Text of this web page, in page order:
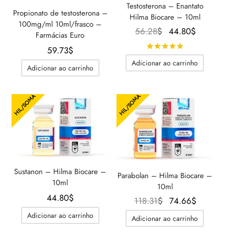
Propionato de testosterona –
100mg/ml 10ml/frasco –
Farmácias Euro
59.73$
Adicionar ao carrinho
Testosterona – Enantato
Hilma Biocare – 10ml
56.28$
O
preço
original
era:
44.80$
atual é:
Adicionar ao carrinho
HIL/SOMA
Sustanon – Hilma Biocare –
10ml
44.80$
Adicionar ao carrinho
HIL/SOMA
Parabolan – Hilma Biocare –
10ml
118.31$ O preço
original
era:
74.66$
preço
atual é:
Adicionar ao carrinho